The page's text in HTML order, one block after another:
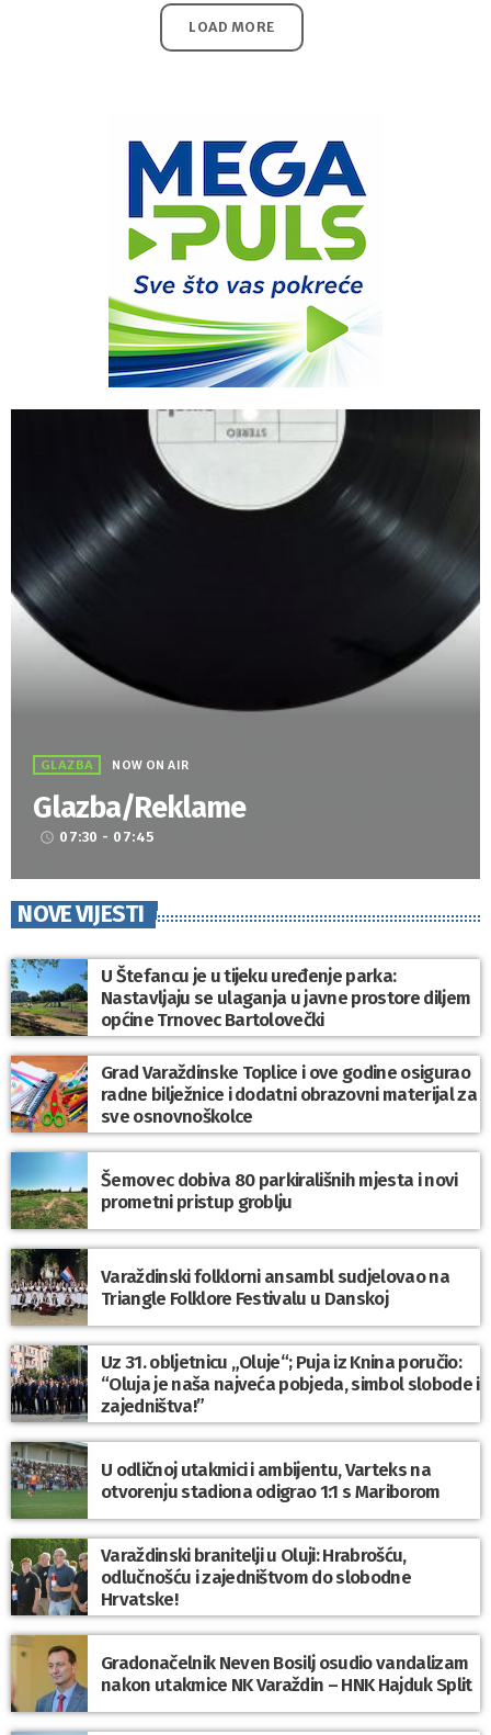
LOAD MORE
GLAZBA NOW ON AIR
Glazba/Reklame
access_time 07:30 - 07:45
NOVE VIJESTI
U Štefancu je u tijeku uređenje parka:
Nastavljaju se ulaganja u javne prostore diljem
općine Trnovec Bartolovečki
Grad Varaždinske Toplice i ove godine osigurao
radne bilježnice i dodatni obrazovni materijal za
sve osnovnoškolce
Šemovec dobiva 80 parkirališnih mjesta i novi
prometni pristup groblju
Varaždinski folklorni ansambl sudjelovao na
Triangle Folklore Festivalu u Danskoj
Uz 31. obljetnicu „Oluje“; Puja iz Knina poručio:
“Oluja je naša najveća pobjeda, simbol slobode i
zajedništva!”
U odličnoj utakmici i ambijentu, Varteks na
otvorenju stadiona odigrao 1:1 s Mariborom
Varaždinski branitelji u Oluji: Hrabrošću,
odlučnošću i zajedništvom do slobodne
Hrvatske!
Gradonačelnik Neven Bosilj osudio vandalizam
nakon utakmice NK Varaždin – HNK Hajduk Split